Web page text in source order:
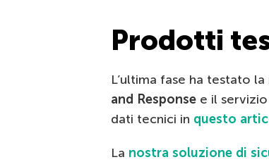
Prodotti
L’ultima fase ha testato
and Response e il servizio
dati tecnici in questo
La nostra soluzione di